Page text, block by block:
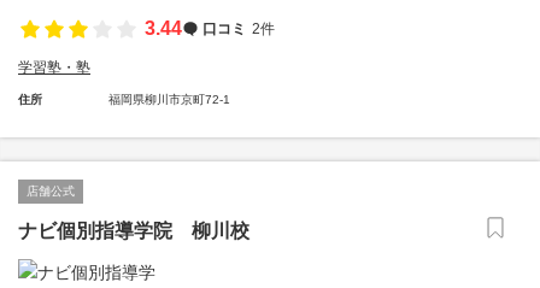
3.44
口コミ 2件
学習塾・塾
住所 福岡県柳川市京町72-1
店舗公式
ナビ個別指導学院 柳川校